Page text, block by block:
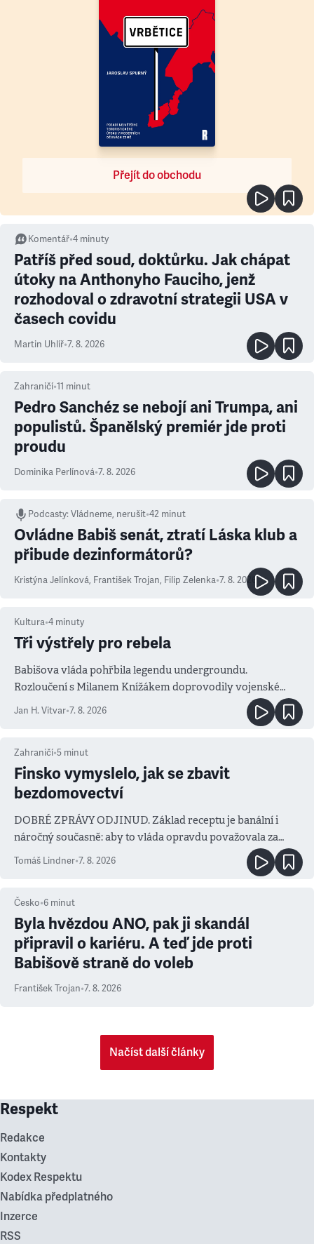
Přejít do obchodu
Komentář•4 minuty
Patříš před soud, doktůrku. Jak chápat
útoky na Anthonyho Fauciho, jenž
rozhodoval o zdravotní strategii USA v
časech covidu
Martin Uhlíř•7. 8. 2026
Zahraničí•11 minut
Pedro Sanchéz se nebojí ani Trumpa, ani
populistů. Španělský premiér jde proti
proudu
Dominika Perlínová•7. 8. 2026
Podcasty:Vládneme, nerušit•42 minut
Ovládne Babiš senát, ztratí Láska klub a
přibude dezinformátorů?
Kristýna Jelínková, František Trojan, Filip Zelenka•7. 8. 2026
Kultura•4 minuty
Tři výstřely pro rebela
Babišova vláda pohřbila legendu undergroundu.
Rozloučení s Milanem Knížákem doprovodily vojenské
salvy i kritika pokrokářů
Jan H. Vitvar•7. 8. 2026
Zahraničí•5 minut
Finsko vymyslelo, jak se zbavit
bezdomovectví
DOBRÉ ZPRÁVY ODJINUD. Základ receptu je banální i
náročný současně: aby to vláda opravdu považovala za
prioritu
Tomáš Lindner•7. 8. 2026
Česko•6 minut
Byla hvězdou ANO, pak ji skandál
připravil o kariéru. A teď jde proti
Babišově straně do voleb
František Trojan•7. 8. 2026
Načíst další články
Respekt
Redakce
Kontakty
Kodex Respektu
Nabídka předplatného
Inzerce
RSS